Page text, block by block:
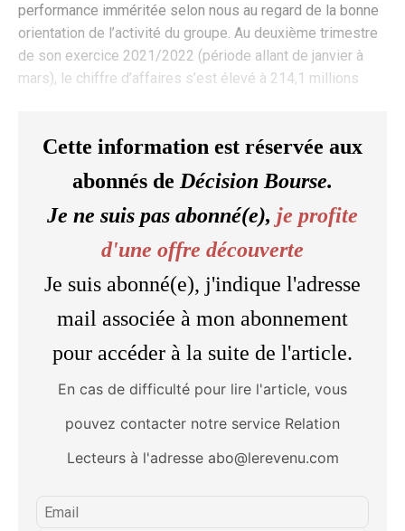
performance imméritée selon nous au regard de la bonne
orientation de l’activité du groupe. Au deuxième trimestre
de son exercice 2021/2022 (période allant de janvier à
mars), le chiffre d’affaires s’est élevé à 214,1 millions
Cette information est réservée aux
abonnés de Décision Bourse.
Je ne suis pas abonné(e), je profite
d'une offre découverte
Je suis abonné(e), j'indique l'adresse
mail associée à mon abonnement
pour accéder à la suite de l'article.
En cas de difficulté pour lire l'article, vous
pouvez contacter notre service Relation
Lecteurs à l'adresse abo@lerevenu.com